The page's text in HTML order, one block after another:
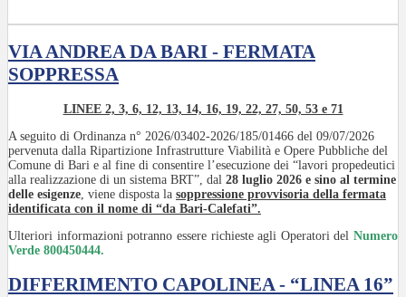
VIA ANDREA DA BARI - FERMATA
SOPPRESSA
LINEE 2, 3, 6, 12, 13, 14, 16, 19, 22, 27, 50, 53 e 71
A seguito di Ordinanza n° 2026/03402-2026/185/01466 del 09/07/2026
pervenuta dalla Ripartizione Infrastrutture Viabilità e Opere Pubbliche del
Comune di Bari e al fine di consentire l’esecuzione dei “lavori propedeutici
alla realizzazione di un sistema BRT”, dal 28 luglio 2026 e sino al termine
delle esigenze , viene disposta la soppressione provvisoria della fermata
identificata con il nome di “da Bari-Calefati”.
Ulteriori informazioni potranno essere richieste agli Operatori del Numero
Verde 800450444.
DIFFERIMENTO CAPOLINEA - “LINEA 16”